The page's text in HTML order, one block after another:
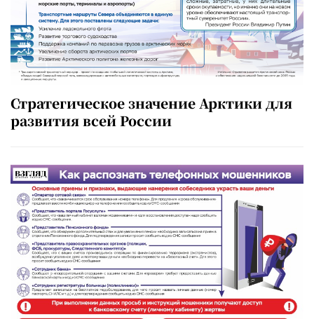
Стратегическое значение Арктики для
развития всей России